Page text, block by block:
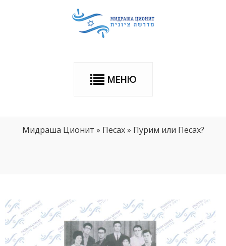
МЕНЮ
Мидраша Ционит » Песах» Пурим или Песах?